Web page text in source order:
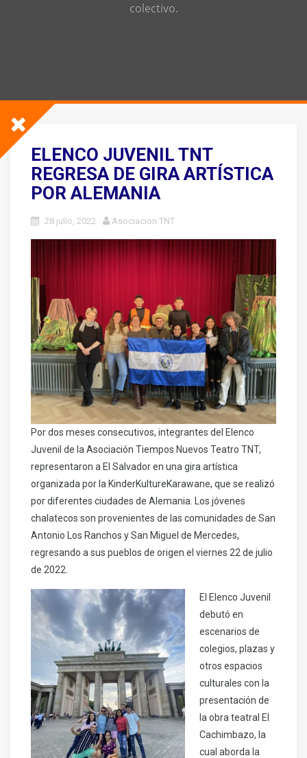
colectivo.
ELENCO JUVENIL TNT
REGRESA DE GIRA ARTÍSTICA
POR ALEMANIA
28 julio, 2022 Asociacion TNT
Por dos meses consecutivos, integrantes del Elenco
Juvenil de la Asociación Tiempos Nuevos Teatro TNT,
representaron a El Salvador en una gira artística
organizada por la KinderKultureKarawane, que se realizó
por diferentes ciudades de Alemania. Los jóvenes
chalatecos son provenientes de las comunidades de San
Antonio Los Ranchos y San Miguel de Mercedes,
regresando a sus pueblos de origen el viernes 22 de julio
de 2022.
El Elenco Juvenil
debutó en
escenarios de
colegios, plazas y
otros espacios
culturales con la
presentación de
la obra teatral El
Cachimbazo, la
cual aborda la